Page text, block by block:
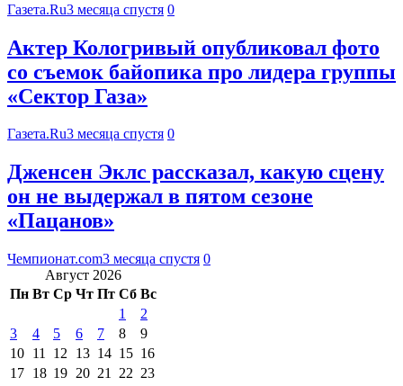
Газета.Ru3 месяца спустя 0
Актер Кологривый опубликовал фото
со съемок байопика про лидера группы
«Сектор Газа»
Газета.Ru3 месяца спустя 0
Дженсен Эклс рассказал, какую сцену
он не выдержал в пятом сезоне
«Пацанов»
Чемпионат.com3 месяца спустя 0
Август 2026
Пн Вт Ср Чт Пт Сб Вс
1
2
3
4 5 6 7 8
9
10 11 12 13 14 15 16
17 18 19 20 21 22 23